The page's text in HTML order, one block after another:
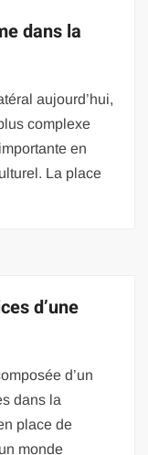
dans la
aujourd’hui,
complexe
en
La place
d’une
d’un
dans la
place de
monde